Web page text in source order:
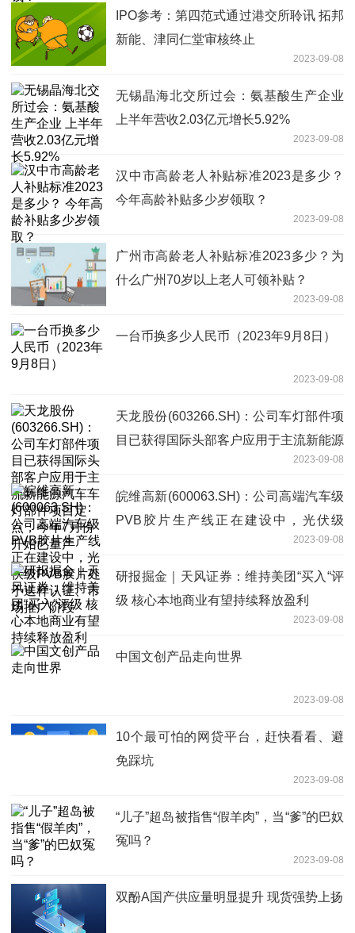
IPO参考：第四范式通过港交所聆讯 拓邦
新能、津同仁堂审核终止
2023-09-08
无锡晶海北交所过会：氨基酸生产企业
上半年营收2.03亿元增长5.92%
2023-09-08
汉中市高龄老人补贴标准2023是多少？
今年高龄补贴多少岁领取？
2023-09-08
广州市高龄老人补贴标准2023多少？为
什么广州70岁以上老人可领补贴？
2023-09-08
一台币换多少人民币（2023年9月8日）
2023-09-08
天龙股份(603266.SH)：公司车灯部件项
目已获得国际头部客户应用于主流新能源
汽车车灯部件项目定点，今年7月份开始
已量产
2023-09-08
皖维高新(600063.SH)：公司高端汽车级
PVB胶片生产线正在建设中，光伏级
PVB胶片处于送样认证、市场推广阶段
2023-09-08
研报掘金｜天风证券：维持美团“买入“评
级 核心本地商业有望持续释放盈利
2023-09-08
中国文创产品走向世界
2023-09-08
10个最可怕的网贷平台，赶快看看、避
免踩坑
2023-09-08
“儿子”超岛被指售“假羊肉”，当“爹”的巴奴
冤吗？
2023-09-08
双酚A国产供应量明显提升 现货强势上扬